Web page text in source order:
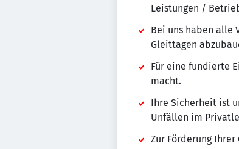
Leistungen /
Bei uns haben alle
Gleittagen
Für eine fundierte
macht.
Ihre Sicherheit ist
Unfällen im
Zur Förderung